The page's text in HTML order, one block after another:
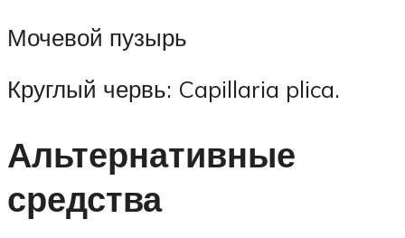
Мочевой пузырь
Круглый червь: Capillaria plica.
Альтернативные
средства